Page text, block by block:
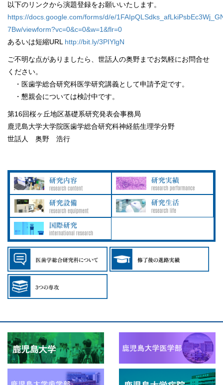
以下のリンクから演題登録をお願いいたします。
https://docs.google.com/forms/d/e/
7Bw/viewform?vc=0&c=0&w=1&flr=0
あるいは短縮URL http://bit.ly/3PIYlgN
ご不明な点がありましたら、世話人の奥野までお気軽にお問合せ
ください。
・医歯学総合研究科医学研究講義として申請予定です。
・懇親会については検討中です。
第16回桜ヶ丘地区基礎系研究発表会事務局
鹿児島大学大学院医歯学総合研究科神経筋生理学分野
世話人 奥野 浩行